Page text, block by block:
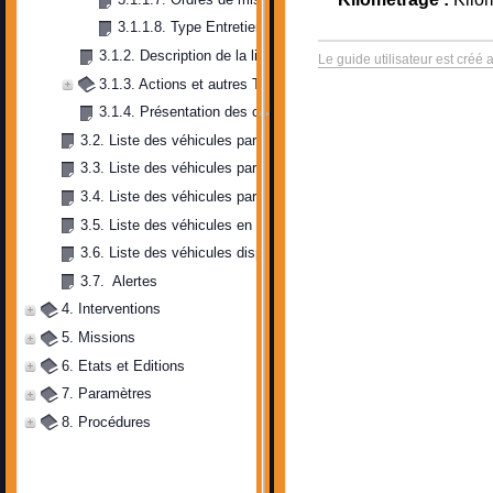
3.1.1.8. Type Entretiens
3.1.2. Description de la liste
3.1.3. Actions et autres Tâches
3.1.4. Présentation des critères de filtrage
3.2. Liste des véhicules par date de validité police d’assurance
3.3. Liste des véhicules par date de validité vignette
3.4. Liste des véhicules par date de validité visite
3.5. Liste des véhicules en mission
3.6. Liste des véhicules disponibles
3.7.  Alertes
4. Interventions
5. Missions
6. Etats et Editions
7. Paramètres
8. Procédures
Le guide utilisateur est créé